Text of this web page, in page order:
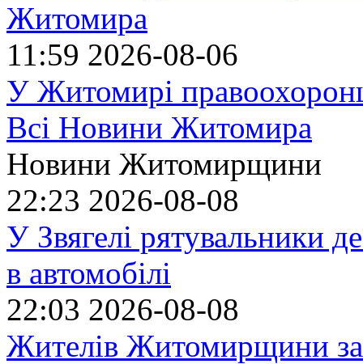
Житомира
11:59 2026-08-06
У Житомирі
Всі Новини Житомира
Новини Житомирщини
22:23 2026-08-08
У Звягелі рятувальники
в автомобілі
22:03 2026-08-08
Жителів Житомирщини